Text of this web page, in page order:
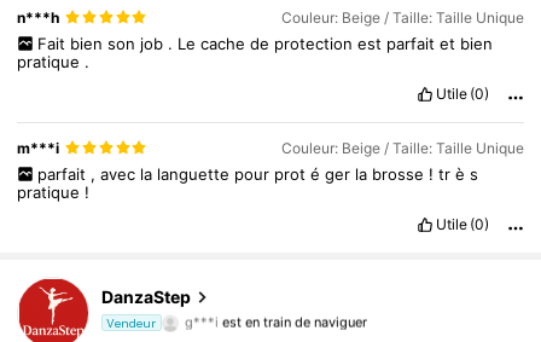
n***h Couleur: Beige / Taille: Taille Unique
Fait bien son job . Le cache de protection est parfait et bien
pratique .
Utile (0)
m***i Couleur: Beige / Taille: Taille Unique
parfait , avec la languette pour prot é ger la brosse ! tr è s
pratique !
Utile (0)
DanzaStep
Vendeur
4,82
g***i
4,82
4.1K Suiveurs